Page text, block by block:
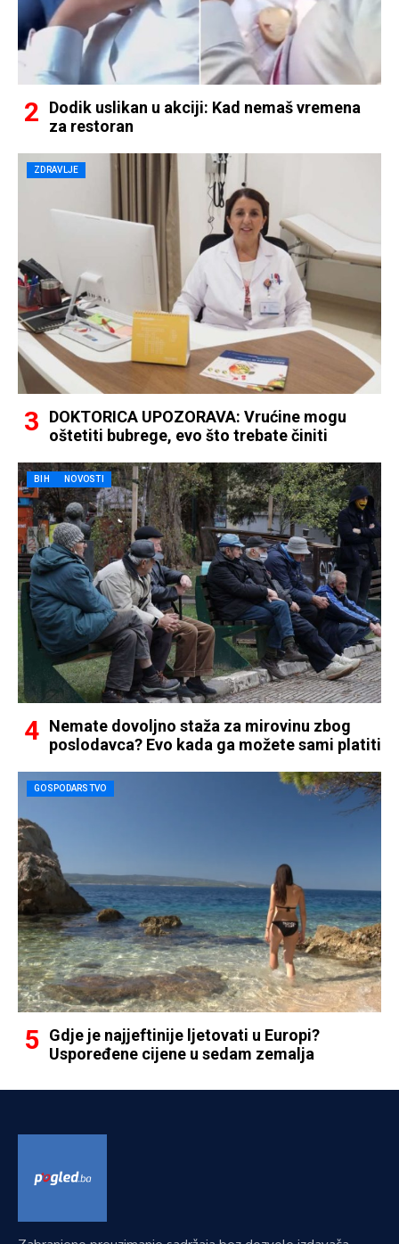
Dodik uslikan u akciji: Kad nemaš vremena
za restoran
ZDRAVLJE
DOKTORICA UPOZORAVA: Vrućine mogu
oštetiti bubrege, evo što trebate činiti
BIH NOVOSTI
Nemate dovoljno staža za mirovinu zbog
poslodavca? Evo kada ga možete sami platiti
GOSPODARSTVO
Gdje je najjeftinije ljetovati u Europi?
Uspoređene cijene u sedam zemalja